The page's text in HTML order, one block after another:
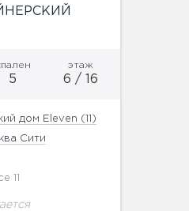
5
этаж
6 / 16
дом Eleven (11)
Сити
11